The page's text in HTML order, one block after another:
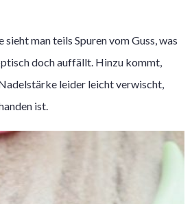
man teils Spuren vom Guss, was
doch auffällt. Hinzu kommt,
leider leicht verwischt,
ist.